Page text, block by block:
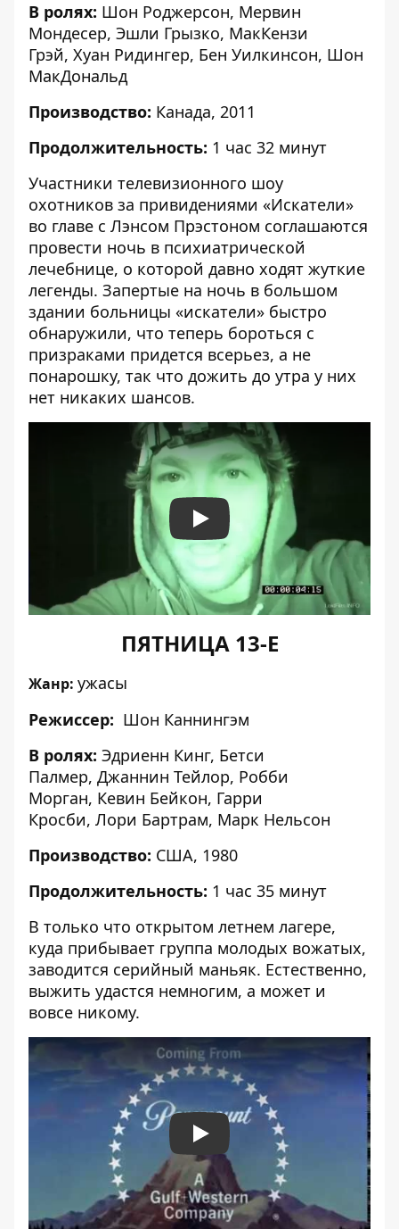
В ролях: Шон Роджерсон, Мервин
Мондесер, Эшли Грызко, МакКензи
Грэй, Хуан Ридингер, Бен Уилкинсон, Шон
МакДональд
Производство: Канада, 2011
Продолжительность: 1 час 32 минут
Участники телевизионного шоу
охотников за привидениями «Искатели»
во главе с Лэнсом Прэстоном соглашаются
провести ночь в психиатрической
лечебнице, о которой давно ходят жуткие
легенды. Запертые на ночь в большом
здании больницы «искатели» быстро
обнаружили, что теперь бороться с
призраками придется всерьез, а не
понарошку, так что дожить до утра у них
нет никаких шансов.
Play
ПЯТНИЦА 13-Е
Жанр: ужасы
Режиссер: Шон Каннингэм
В ролях: Эдриенн Кинг, Бетси
Палмер, Джаннин Тейлор, Робби
Морган, Кевин Бейкон, Гарри
Кросби, Лори Бартрам, Марк Нельсон
Производство: США, 1980
Продолжительность: 1 час 35 минут
В только что открытом летнем лагере,
куда прибывает группа молодых вожатых,
заводится серийный маньяк. Естественно,
выжить удастся немногим, а может и
вовсе никому.
Play